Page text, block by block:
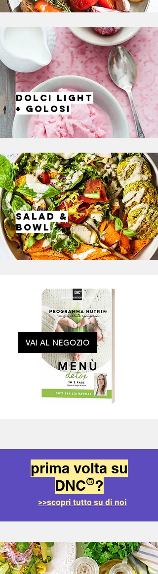
DOLCI LIGHT
+ GOLOSI
SA LAD &
BOWL
VAI AL NEGOZIO
prima volta su
DNC®?
>>scopri tutto su di noi